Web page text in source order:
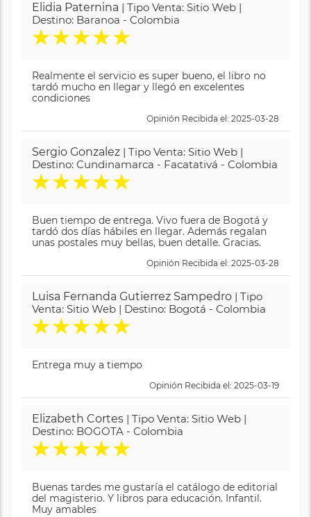
Elidia Paternina | Tipo Venta: Sitio Web |
Destino: Baranoa - Colombia
★★★★★
Realmente el servicio es super bueno, el libro no
tardó mucho en llegar y llegó en excelentes
condiciones
Opinión Recibida el: 2025-03-28
Sergio Gonzalez | Tipo Venta: Sitio Web |
Destino: Cundinamarca - Facatativá - Colombia
★★★★★
Buen tiempo de entrega. Vivo fuera de Bogotá y
tardó dos días hábiles en llegar. Además regalan
unas postales muy bellas, buen detalle. Gracias.
Opinión Recibida el: 2025-03-28
Luisa Fernanda Gutierrez Sampedro | Tipo
Venta: Sitio Web | Destino: Bogotá - Colombia
★★★★★
Entrega muy a tiempo
Opinión Recibida el: 2025-03-19
Elizabeth Cortes | Tipo Venta: Sitio Web |
Destino: BOGOTA - Colombia
★★★★★
Buenas tardes me gustaría el catálogo de editorial
del magisterio. Y libros para educación. Infantil.
Muy amables